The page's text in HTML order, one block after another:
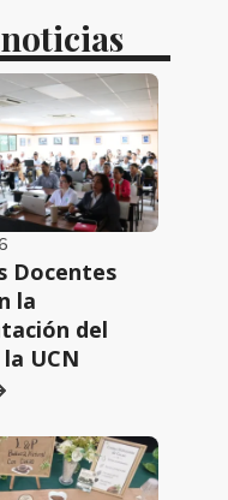
Docentes
la
del
la UCN